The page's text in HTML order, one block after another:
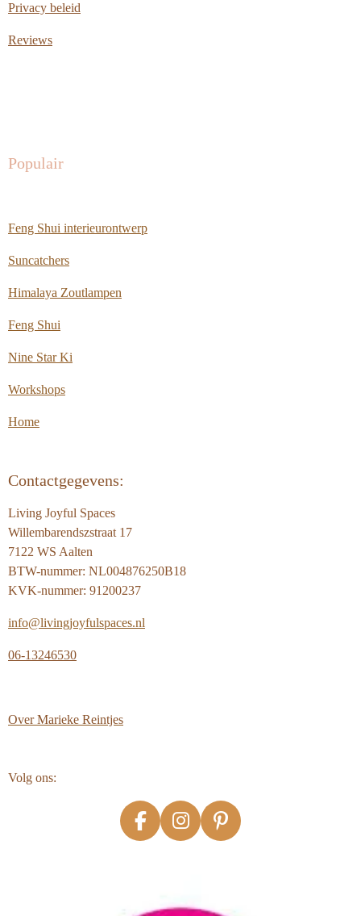
Privacy beleid
Reviews
Populair
Feng Shui interieurontwerp
Suncatchers
Himalaya Zoutlampen
Feng Shui
Nine Star Ki
Workshops
Home
Contactgegevens:
Living Joyful Spaces
Willembarendszstraat 17
7122 WS Aalten
BTW-nummer: NL004876250B18
KVK-nummer: 91200237
info@livingjoyfulspaces.nl
06-13246530
OverMarieke Reintjes
Volg ons:
F
b
I
a
P